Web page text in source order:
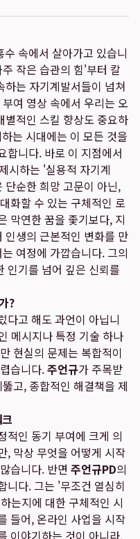
속에서 살아가고 있습니
작은 습관의 힘'부터 칼
는 자기계발서들이 넘쳐
여 영상 속에서 우리는 오
별적인 스킬 향상도 중요하
는 시대에는 이 모든 것을
합니다. 바로 이 지점에서
시하는 '실용적 자기계
단순한 희망 고문이 아닌,
화할 수 있는 구체적인 로
막연한 꿈을 좇기보다, 지
생의 근본적인 변화를 만
여정에 가깝습니다. 그의
인기를 넘어 깊은 신뢰를
?
다고 해도 과언이 아닙니
메시지나 특정 기술 하나
현실의 문제는 복합적이
습니다.주언규가 주목받
고, 종합적인 해결책을 제
적인 동기 부여에 크게 의
, 막상 무엇을 어떻게 시작
습니다. 반면 주언규PD의
니다. 그는 '무조건 열심히
는지에 대한 구체적인 시
들어, 온라인 사업을 시작
이야기하는 것이 아니라,